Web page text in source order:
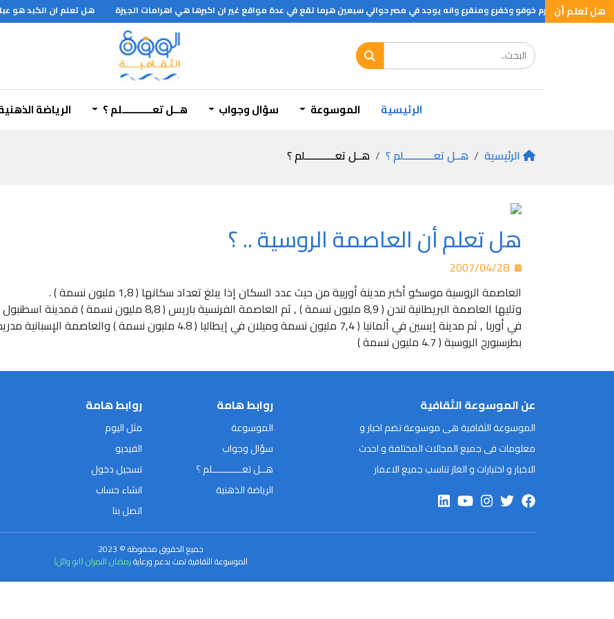
هل تعلم أنمن هرم خوفو وخفرع ومنقرع وانه يوجد في مصر حوالي سبعين هرما تقع في عدة مواقع غير ان اكبرها هي اهرامات الجيزة هل تعلم ان الكبد هو
الرئيسية الموسوعة سؤال وجواب هــل تعـــــــــــلم ؟ الرياضة
الرئيسية هــل تعـــــــــــلم ؟ هــل تعـــــــــــلم ؟
هل تعلم أن العاصمة الروسية .. ؟
العاصمة الروسية موسكو أكبر مدينة أوربية من حيث عدد السكان إذا يبلغ تعداد سكانها ( 1,8 مليون نسمة ) .
بطرسبورج الروسية ( 4.7 مليون نسمة )
عن الموسوعة الثقافية
الموسوعة الثقافية هى موسوعة تضم اخبار و
معلومات فى جميع المجالات المختلفة و احدث
الاخبار و اختبارات و الغاز تناسب جميع الاعمار
روابط هامة
الموسوعة
سؤال وجواب
هــل تعـــــــــــلم ؟
الرياضة الذهنية
روابط هامة
مثل اليوم
الفيديو
تسجيل دخول
انشاء حساب
اتصل بنا
جميع الحقوق محفوظة © 2023
الموسوعة الثقافية تمت بدعم ورعايةرمضان النمران (ابو وائل)